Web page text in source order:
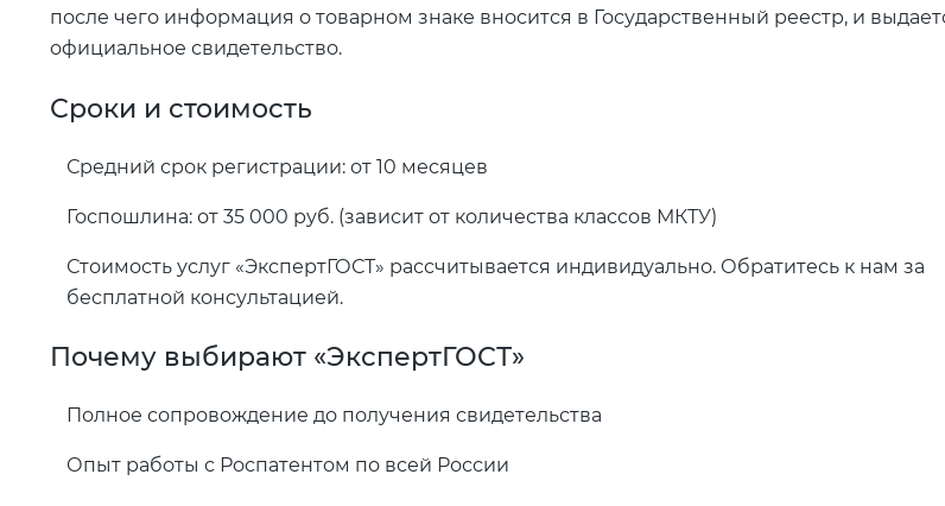
после чего информация о товарном знаке вносится в Государственный реестр, и
официальное свидетельство.
Сроки и стоимость
Средний срок регистрации: от 10 месяцев
Госпошлина: от 35 000 руб. (зависит от количества классов МКТУ)
Стоимость услуг «ЭкспертГОСТ» рассчитывается индивидуально. Обратитесь к нам за
бесплатной консультацией.
Почему выбирают «ЭкспертГОСТ»
Полное сопровождение до получения свидетельства
Опыт работы с Роспатентом по всей России